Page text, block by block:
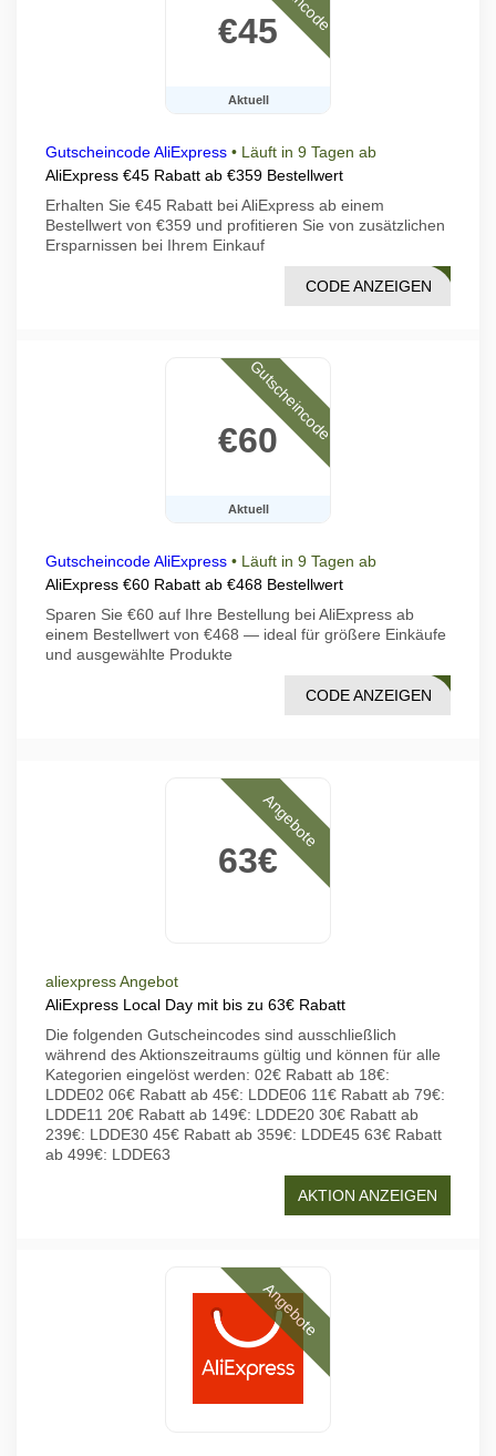
€45
Aktuell
Gutscheincode AliExpress • Läuft in 9 Tagen ab
AliExpress €45 Rabatt ab €359 Bestellwert
Erhalten Sie €45 Rabatt bei AliExpress ab einem
Bestellwert von €359 und profitieren Sie von zusätzlichen
Ersparnissen bei Ihrem Einkauf
VI45
CODE ANZEIGEN
€60
Aktuell
Gutscheincode
Gutscheincode AliExpress • Läuft in 9 Tagen ab
AliExpress €60 Rabatt ab €468 Bestellwert
Sparen Sie €60 auf Ihre Bestellung bei AliExpress ab
einem Bestellwert von €468 — ideal für größere Einkäufe
und ausgewählte Produkte
DF08
CODE ANZEIGEN
63€
Angebote
aliexpress Angebot
AliExpress Local Day mit bis zu 63€ Rabatt
Die folgenden Gutscheincodes sind ausschließlich
während des Aktionszeitraums gültig und können für alle
Kategorien eingelöst werden: 02€ Rabatt ab 18€:
LDDE02 06€ Rabatt ab 45€: LDDE06 11€ Rabatt ab 79€:
LDDE11 20€ Rabatt ab 149€: LDDE20 30€ Rabatt ab
239€: LDDE30 45€ Rabatt ab 359€: LDDE45 63€ Rabatt
ab 499€: LDDE63
AKTION ANZEIGEN
Angebote